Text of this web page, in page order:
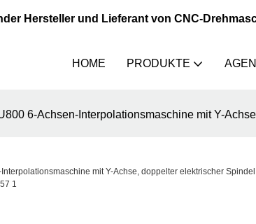
Hersteller und Lieferant von CNC-
HOME PRODUKTE
6-Achsen-Interpolationsmaschine mit Y-